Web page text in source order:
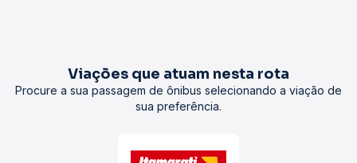
Viações que atuam nesta rota
Procure a sua passagem de ônibus selecionando a viação de
sua preferência.